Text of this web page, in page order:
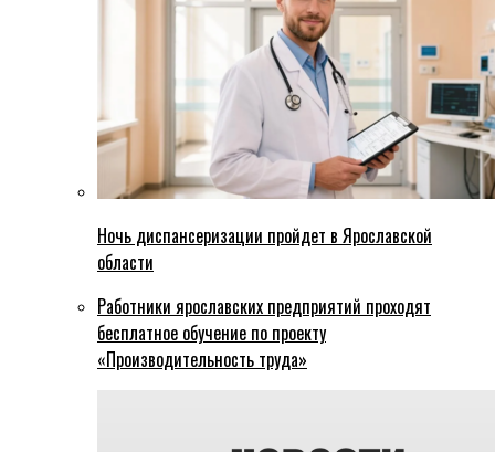
Ночь диспансеризации пройдет в Ярославской
области
Работники ярославских предприятий проходят
бесплатное обучение по проекту
«Производительность труда»